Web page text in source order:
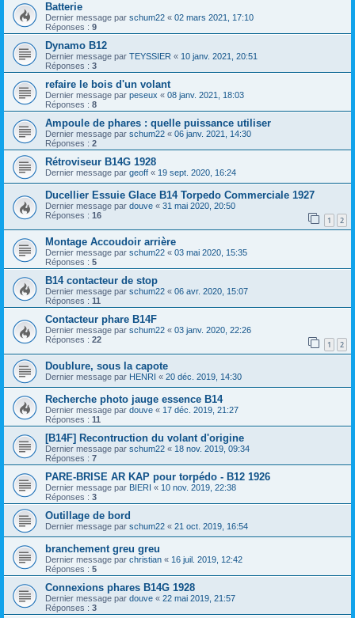
Batterie
Dernier message par schum22 « 02 mars 2021, 17:10
Réponses : 9
Dynamo B12
Dernier message par TEYSSIER « 10 janv. 2021, 20:51
Réponses : 3
refaire le bois d'un volant
Dernier message par peseux « 08 janv. 2021, 18:03
Réponses : 8
Ampoule de phares : quelle puissance utiliser
Dernier message par schum22 « 06 janv. 2021, 14:30
Réponses : 2
Rétroviseur B14G 1928
Dernier message par geoff « 19 sept. 2020, 16:24
Ducellier Essuie Glace B14 Torpedo Commerciale 1927
Dernier message par douve « 31 mai 2020, 20:50
Réponses : 16 1 2
Montage Accoudoir arrière
Dernier message par schum22 « 03 mai 2020, 15:35
Réponses : 5
B14 contacteur de stop
Dernier message par schum22 « 06 avr. 2020, 15:07
Réponses : 11
Contacteur phare B14F
Dernier message par schum22 « 03 janv. 2020, 22:26
Réponses : 22 1 2
Doublure, sous la capote
Dernier message par HENRI « 20 déc. 2019, 14:30
Recherche photo jauge essence B14
Dernier message par douve « 17 déc. 2019, 21:27
Réponses : 11
[B14F] Recontruction du volant d'origine
Dernier message par schum22 « 18 nov. 2019, 09:34
Réponses : 7
PARE-BRISE AR KAP pour torpédo - B12 1926
Dernier message par BIERI « 10 nov. 2019, 22:38
Réponses : 3
Outillage de bord
Dernier message par schum22 « 21 oct. 2019, 16:54
branchement greu greu
Dernier message par christian « 16 juil. 2019, 12:42
Réponses : 5
Connexions phares B14G 1928
Dernier message par douve « 22 mai 2019, 21:57
Réponses : 3